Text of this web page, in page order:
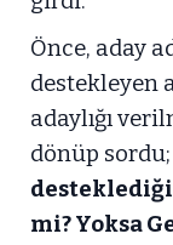
Önce, aday
destekleyen
adaylığı
dönüp sordu;
mi? Yoksa